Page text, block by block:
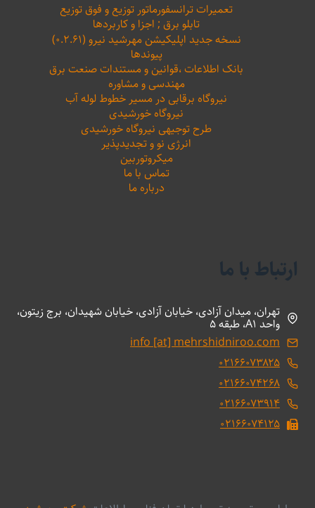
تعمیرات ترانسفورماتور توزیع و فوق توزیع
تابلو برق ; اجزا و کاربردها
نسخه جدید اپلیکیشن مهرشید نیرو (۰.۲.۶۱)
پیوندها
بانک اطلاعات ،‌قوانین و مستندات صنعت برق
مهندسی و مشاوره
نیروگاه برقابی در مسیر خطوط لوله آب
نیروگاه خورشیدی
طرح توجیهی نیروگاه خورشیدی
انرژی نو و تجدیدپذیر
میکروتوربین
تماس با ما
درباره ما
ارتباط با ما
تهران، میدان آزادی، خیابان آزادی، خیابان شهیدان، برج زیتون،
واحد A1، طبقه 5
info [at] mehrshidniroo.com
۰۲۱۶۶۰۷۳۸۲۵
۰۲۱۶۶۰۷۴۲۶۸
۰۲۱۶۶۰۷۳۹۱۴
۰۲۱۶۶۰۷۴۱۲۵